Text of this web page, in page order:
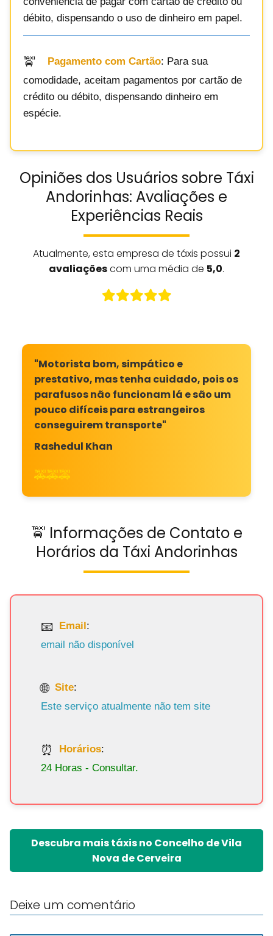
débito, dispensando o uso de dinheiro em papel.
Pagamento com Cartão: Para sua
comodidade, aceitam pagamentos por cartão de
crédito ou débito, dispensando dinheiro em
espécie.
Opiniões dos Usuários sobre Táxi
Andorinhas: Avaliações e
Experiências Reais
Atualmente, esta empresa de táxis possui 2
avaliaçõescom uma média de 5,0.
"Motorista bom, simpático e
prestativo, mas tenha cuidado, pois os
parafusos não funcionam lá e são um
pouco difíceis para estrangeiros
conseguirem transporte"
Rashedul Khan
🚕🚕🚕
🚖 Informações de Contato e
Horários da Táxi Andorinhas
Email:
email não disponível
Site:
Este serviço atualmente não tem site
Horários:
24 Horas - Consultar.
Descubra mais táxis no Concelho de Vila
Nova de Cerveira
Deixe um comentário